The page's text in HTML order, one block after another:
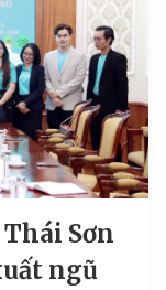
Sơn
ngũ